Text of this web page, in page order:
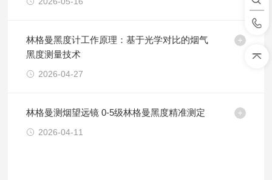
林格曼黑度计工作原理：基于光学对比的烟气
黑度测量技术
2026-04-27
林格曼测烟望远镜 0-5级林格曼黑度精准测定
2026-04-11